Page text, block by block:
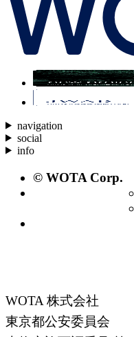
navigation
social
info
© WOTA Corp.
WOTA 株式会社
東京都公安委員会